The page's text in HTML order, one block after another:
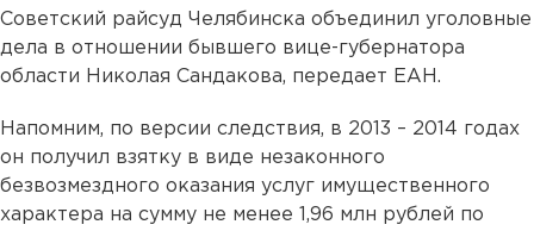
Советский райсуд Челябинска объединил уголовные
дела в отношении бывшего вице-губернатора
области Николая Сандакова, передает ЕАН.
Напомним, по версии следствия, в 2013 – 2014 годах
он получил взятку в виде незаконного
безвозмездного оказания услуг имущественного
характера на сумму не менее 1,96 млн рублей по